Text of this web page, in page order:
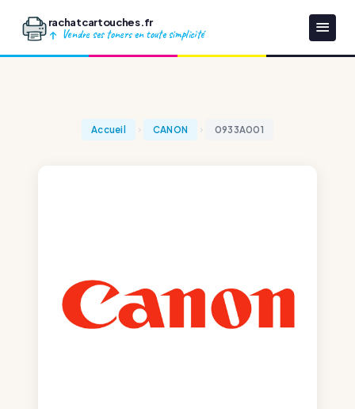
rachatcartouches.fr
Vendre ses toners en toute simplicité
Accueil CANON 0933A001